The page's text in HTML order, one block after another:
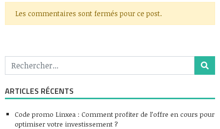
Les commentaires sont fermés pour ce post.
ARTICLES RÉCENTS
Code promo Linxea : Comment profiter de l’offre en cours pour
optimiser votre investissement ?